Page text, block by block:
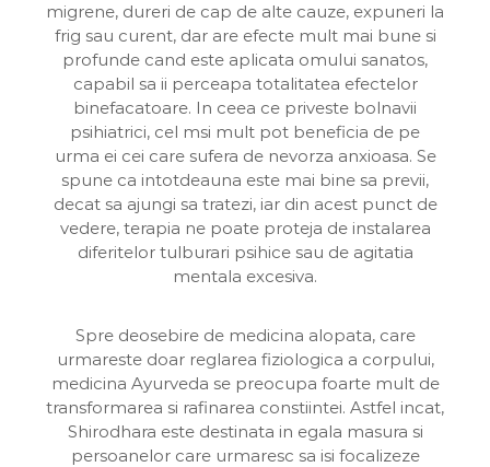
migrene, dureri de cap de alte cauze, expuneri la
frig sau curent, dar are efecte mult mai bune si
profunde cand este aplicata omului sanatos,
capabil sa ii perceapa totalitatea efectelor
binefacatoare. In ceea ce priveste bolnavii
psihiatrici, cel msi mult pot beneficia de pe
urma ei cei care sufera de nevorza anxioasa. Se
spune ca intotdeauna este mai bine sa previi,
decat sa ajungi sa tratezi, iar din acest punct de
vedere, terapia ne poate proteja de instalarea
diferitelor tulburari psihice sau de agitatia
mentala excesiva.
Spre deosebire de medicina alopata, care
urmareste doar reglarea fiziologica a corpului,
medicina Ayurveda se preocupa foarte mult de
transformarea si rafinarea constiintei. Astfel incat,
Shirodhara este destinata in egala masura si
persoanelor care urmaresc sa isi focalizeze